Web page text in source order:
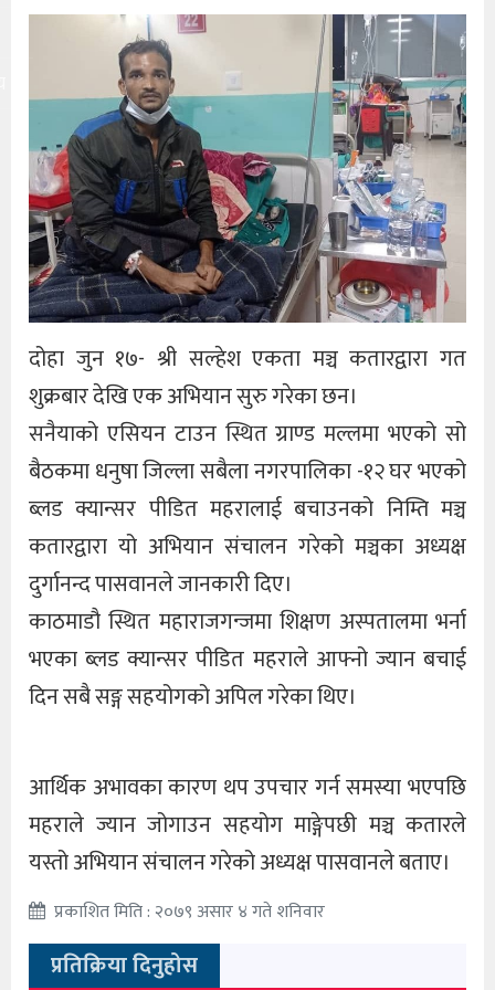
दोहा जुन १७- श्री सल्हेश एकता मञ्च कतारद्वारा गत
शुक्रबार देखि एक अभियान सुरु गरेका छन।
सनैयाको एसियन टाउन स्थित ग्राण्ड मल्लमा भएको सो
बैठकमा धनुषा जिल्ला सबैला नगरपालिका -१२ घर भएको
ब्लड क्यान्सर पीडित महरालाई बचाउनको निम्ति मञ्च
कतारद्वारा यो अभियान संचालन गरेको मञ्चका अध्यक्ष
दुर्गानन्द पासवानले जानकारी दिए।
काठमाडौ स्थित महाराजगन्जमा शिक्षण अस्पतालमा भर्ना
भएका ब्लड क्यान्सर पीडित महराले आफ्नो ज्यान बचाई
दिन सबै सङ्ग सहयोगको अपिल गरेका थिए।
आर्थिक अभावका कारण थप उपचार गर्न समस्या भएपछि
महराले ज्यान जोगाउन सहयोग माङ्गेपछी मञ्च कतारले
यस्तो अभियान संचालन गरेको अध्यक्ष पासवानले बताए।
प्रकाशित मिति : २०७९ असार ४ गते शनिवार
प्रतिक्रिया दिनुहोस